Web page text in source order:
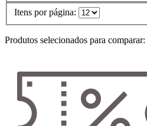
Itens por página:
Produtos selecionados para comparar: